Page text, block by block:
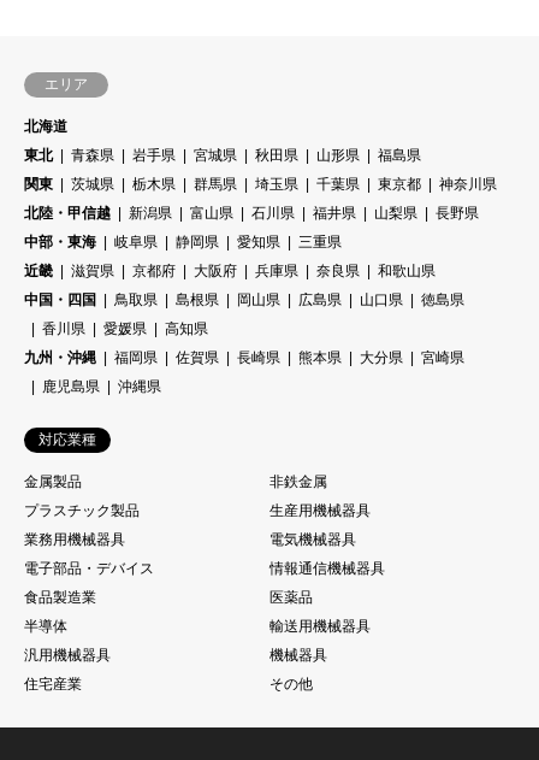
エリア
北海道
東北
青森県 岩手県 宮城県 秋田県 山形県
福島県
関東
茨城県 栃木県 群馬県 埼玉県 千葉県 東京都
神奈川県
北陸・甲信越
新潟県 富山県 石川県 福井県 山梨県
長野県
中部・東海
岐阜県 静岡県 愛知県
三重県
近畿
滋賀県 京都府 大阪府 兵庫県 奈良県
和歌山県
中国・四国
鳥取県 島根県 岡山県 広島県 山口県
徳島県
香川県
愛媛県
高知県
九州・沖縄
福岡県 佐賀県 長崎県 熊本県 大分県
宮崎県
鹿児島県
沖縄県
対応業種
金属製品
非鉄金属
プラスチック製品
生産用機械器具
業務用機械器具
電気機械器具
電子部品・デバイス
情報通信機械器具
食品製造業
医薬品
半導体
輸送用機械器具
汎用機械器具
機械器具
住宅産業
その他